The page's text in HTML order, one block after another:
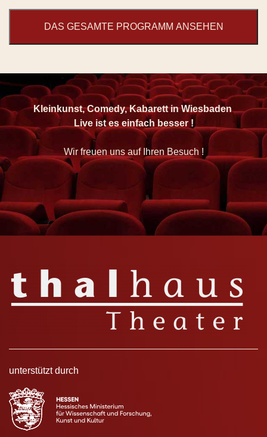
DAS GESAMTE PROGRAMM ANSEHEN
Kleinkunst, Comedy, Kabarett in Wiesbaden
Live ist es einfach besser !
Wir freuen uns auf Ihren Besuch !
unterstützt durch